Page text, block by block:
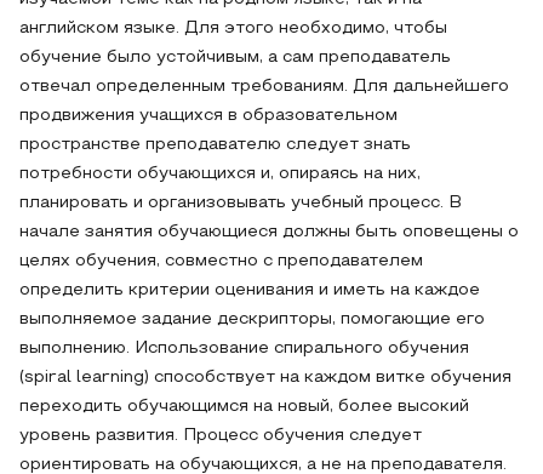
английском языке. Для этого необходимо, чтобы
обучение было устойчивым, а сам преподаватель
отвечал определенным требованиям. Для дальнейшего
продвижения учащихся в образовательном
пространстве преподавателю следует знать
потребности обучающихся и, опираясь на них,
планировать и организовывать учебный процесс. В
начале занятия обучающиеся должны быть оповещены о
целях обучения, совместно с преподавателем
определить критерии оценивания и иметь на каждое
выполняемое задание дескрипторы, помогающие его
выполнению. Использование спирального обучения
(spiral learning) способствует на каждом витке обучения
переходить обучающимся на новый, более высокий
уровень развития. Процесс обучения следует
ориентировать на обучающихся, а не на преподавателя.